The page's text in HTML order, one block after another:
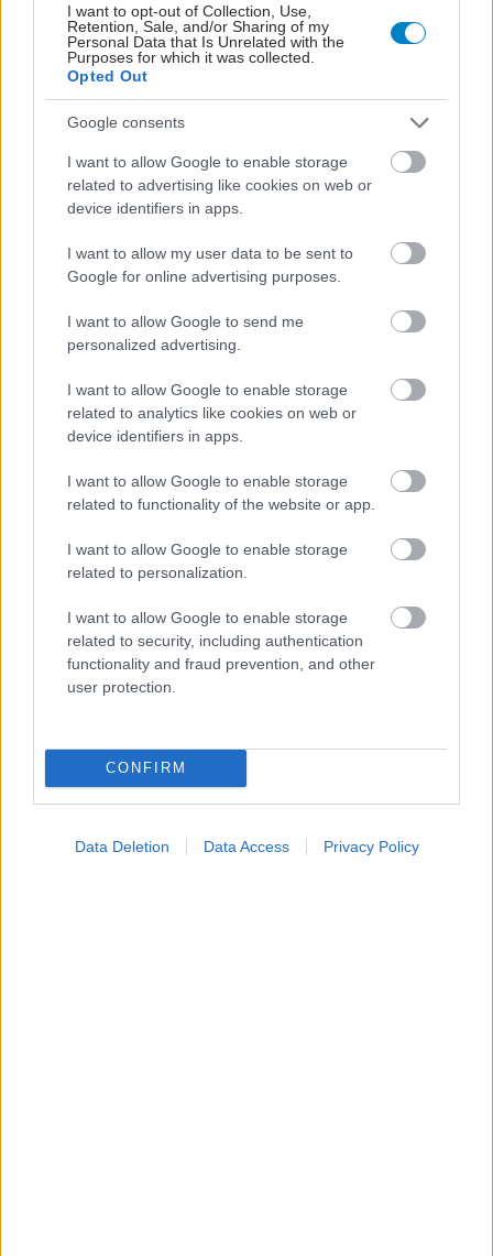
I want to opt-out of Collection, Use,
Retention, Sale, and/or Sharing of my
Personal Data that Is Unrelated with the
Purposes for which it was collected.
Opted Out
Google consents
I want to allow Google to enable storage
related to advertising like cookies on web or
device identifiers in apps.
I want to allow my user data to be sent to
Google for online advertising purposes.
I want to allow Google to send me
personalized advertising.
I want to allow Google to enable storage
related to analytics like cookies on web or
device identifiers in apps.
I want to allow Google to enable storage
related to functionality of the website or app.
I want to allow Google to enable storage
related to personalization.
I want to allow Google to enable storage
related to security, including authentication
functionality and fraud prevention, and other
user protection.
CONFIRM
Data Deletion Data Access Privacy Policy
Οι αλλαγές στο σώμα που θεωρούνται φυσιολογικές
με το πέρασμα του χρόνου
Η αποφυγή 3 παραγόντων κινδύνου στη μέση ηλικία
προσθέτει 13 χρόνια χωρίς άνοια [μελέτη]